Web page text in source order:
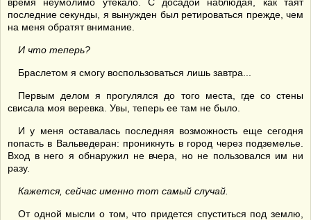
последние секунды, я вынужден был ретироваться прежде, чем
на меня обратят внимание.
И что теперь?
Браслетом я смогу воспользоваться лишь завтра...
Первым делом я прогулялся до того места, где со стены
свисала моя веревка. Увы, теперь ее там не было.
И у меня оставалась последняя возможность еще сегодня
попасть в Вальведеран: проникнуть в город через подземелье.
Вход в него я обнаружил не вчера, но не пользовался им ни
разу.
Кажется, сейчас именно тот самый случай.
От одной мысли о том, что придется спуститься под землю,